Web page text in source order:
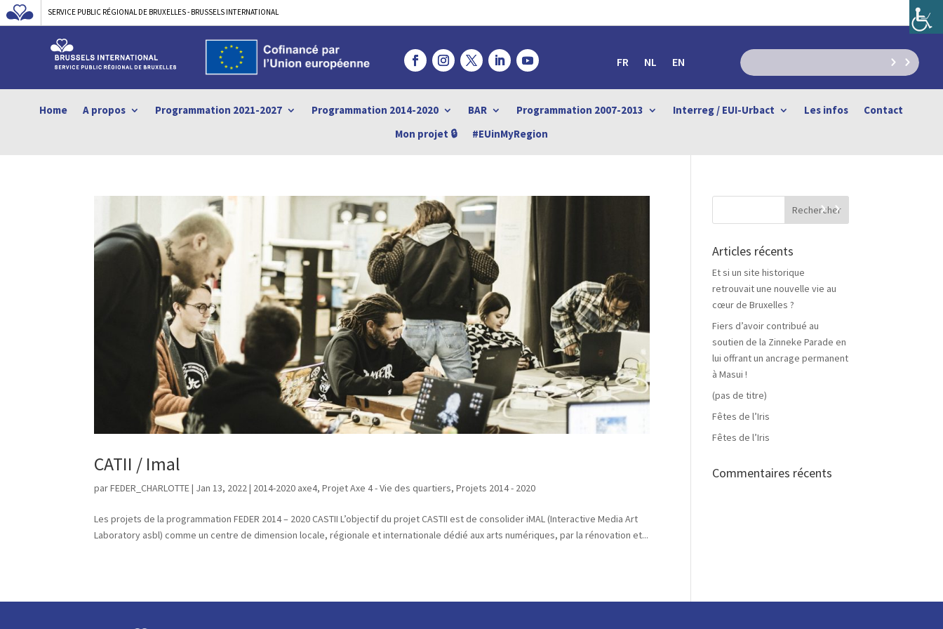
SERVICE PUBLIC RÉGIONAL DE BRUXELLES - BRUSSELS INTERNATIONAL
FR NL EN
Home A propos Programmation 2021-2027 Programmation 2014-2020 BAR Programmation 2007-2013 Interreg / EUI-Urbact Les infos
Contact
Mon projet 🔒
#EUinMyRegion
CATII / Imal
parFEDER_CHARLOTTE| Jan 13, 2022| 2014-2020 axe4,Projet Axe 4 - Vie des quartiers,Projets 2014 - 2020
Les projets de la programmation FEDER 2014 – 2020 CASTII L’objectif du projet CASTII est de consolider iMAL (Interactive Media Art
Laboratory asbl) comme un centre de dimension locale, régionale et internationale dédié aux arts numériques, par la rénovation et...
Articles récents
Et si un site historique
retrouvait une nouvelle vie au
cœur de Bruxelles ?
Fiers d’avoir contribué au
soutien de la Zinneke Parade en
lui offrant un ancrage permanent
à Masui !
(pas de titre)
Fêtes de l’Iris
Fêtes de l’Iris
Commentaires récents